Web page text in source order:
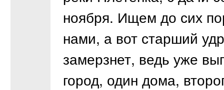
ноября. Ищем до сих
нами, а вот старший
замерзнет, ведь уже
город, один дома,